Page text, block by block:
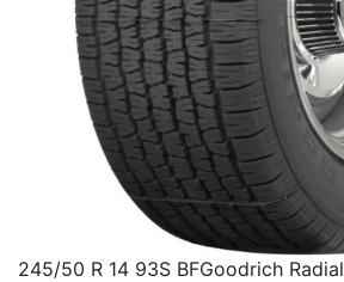
245/50 R 14 93S BFGoodrich Radial